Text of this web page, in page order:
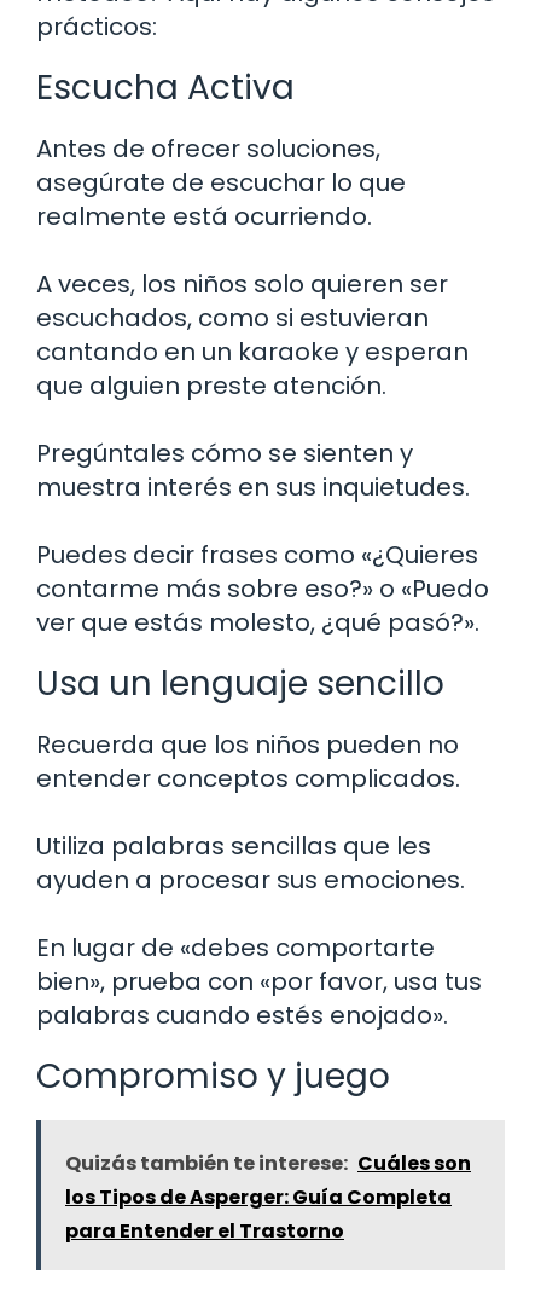
prácticos:
Escucha Activa
Antes de ofrecer soluciones,
asegúrate de escuchar lo que
realmente está ocurriendo.
A veces, los niños solo quieren ser
escuchados, como si estuvieran
cantando en un karaoke y esperan
que alguien preste atención.
Pregúntales cómo se sienten y
muestra interés en sus inquietudes.
Puedes decir frases como «¿Quieres
contarme más sobre eso?» o «Puedo
ver que estás molesto, ¿qué pasó?».
Usa un lenguaje sencillo
Recuerda que los niños pueden no
entender conceptos complicados.
Utiliza palabras sencillas que les
ayuden a procesar sus emociones.
En lugar de «debes comportarte
bien», prueba con «por favor, usa tus
palabras cuando estés enojado».
Compromiso y juego
Quizás también te interese: Cuáles son
los Tipos de Asperger: Guía Completa
para Entender el Trastorno